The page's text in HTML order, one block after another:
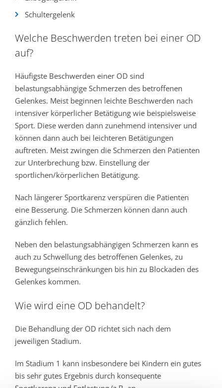
Schultergelenk
Welche Beschwerden treten bei einer OD
auf?
Häufigste Beschwerden einer OD sind
belastungsabhängige Schmerzen des betroffenen
Gelenkes. Meist beginnen leichte Beschwerden nach
intensiver körperlicher Betätigung wie beispielsweise
Sport. Diese werden dann zunehmend intensiver und
können dann auch bei leichteren Betätigungen
auftreten. Meist zwingen die Schmerzen den Patienten
zur Unterbrechung bzw. Einstellung der
sportlichen/körperlichen Betätigung.
Nach längerer Sportkarenz verspüren die Patienten
eine Besserung. Die Schmerzen können dann auch
gänzlich fehlen.
Neben den belastungsabhängigen Schmerzen kann es
auch zu Schwellung des betroffenen Gelenkes, zu
Bewegungseinschränkungen bis hin zu Blockaden des
Gelenkes kommen.
Wie wird eine OD behandelt?
Die Behandlung der OD richtet sich nach dem
jeweiligen Stadium.
Im Stadium 1 kann insbesondere bei Kindern ein gutes
bis sehr gutes Ergebnis durch konsequente